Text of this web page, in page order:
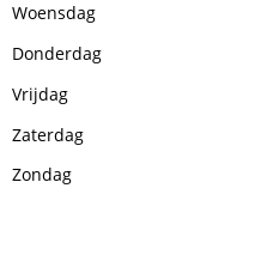
Woensdag
Donderdag
Vrijdag
Zaterdag
Zondag